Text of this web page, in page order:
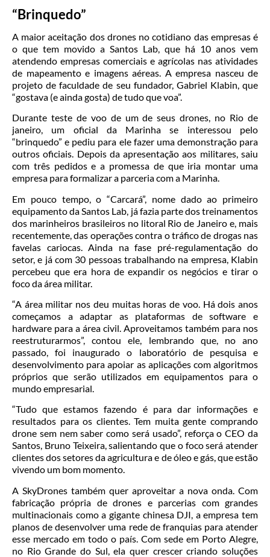
“Brinquedo”
A maior aceitação dos drones no cotidiano das empresas é
o que tem movido a Santos Lab, que há 10 anos vem
atendendo empresas comerciais e agrícolas nas atividades
de mapeamento e imagens aéreas. A empresa nasceu de
projeto de faculdade de seu fundador, Gabriel Klabin, que
“gostava (e ainda gosta) de tudo que voa”.
Durante teste de voo de um de seus drones, no Rio de
janeiro, um oficial da Marinha se interessou pelo
“brinquedo” e pediu para ele fazer uma demonstração para
outros oficiais. Depois da apresentação aos militares, saiu
com três pedidos e a promessa de que iria montar uma
empresa para formalizar a parceria com a Marinha.
Em pouco tempo, o “Carcará”, nome dado ao primeiro
equipamento da Santos Lab, já fazia parte dos treinamentos
dos marinheiros brasileiros no litoral Rio de Janeiro e, mais
recentemente, das operações contra o tráfico de drogas nas
favelas cariocas. Ainda na fase pré-regulamentação do
setor, e já com 30 pessoas trabalhando na empresa, Klabin
percebeu que era hora de expandir os negócios e tirar o
foco da área militar.
“A área militar nos deu muitas horas de voo. Há dois anos
começamos a adaptar as plataformas de software e
hardware para a área civil. Aproveitamos também para nos
reestruturarmos”, contou ele, lembrando que, no ano
passado, foi inaugurado o laboratório de pesquisa e
desenvolvimento para apoiar as aplicações com algoritmos
próprios que serão utilizados em equipamentos para o
mundo empresarial.
“Tudo que estamos fazendo é para dar informações e
resultados para os clientes. Tem muita gente comprando
drone sem nem saber como será usado”, reforça o CEO da
Santos, Bruno Teixeira, salientando que o foco será atender
clientes dos setores da agricultura e de óleo e gás, que estão
vivendo um bom momento.
A SkyDrones também quer aproveitar a nova onda. Com
fabricação própria de drones e parcerias com grandes
multinacionais como a gigante chinesa DJI, a empresa tem
planos de desenvolver uma rede de franquias para atender
esse mercado em todo o país. Com sede em Porto Alegre,
no Rio Grande do Sul, ela quer crescer criando soluções